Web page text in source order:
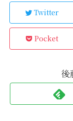
Twitter
Pocket
後